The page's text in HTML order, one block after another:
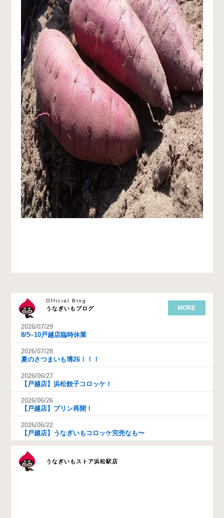
うなぎいもブログ
Official Blog
MORE
2026/07/29
8/5~10戸越店臨時休業
2026/07/28
夏のさつまいも博26！！！
2026/06/27
【戸越店】浜松餃子コロッケ！
2026/06/26
【戸越店】プリン再開！
2026/06/22
【戸越店】うなぎいもコロッケ完売なも〜
うなぎいもストア浜松駅店